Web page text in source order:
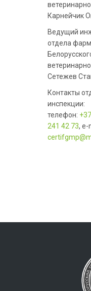
Карнейчик
Ведущий
отдела
Сетежев
Контакты
инспекции:
телефон:
241 42 73, e-